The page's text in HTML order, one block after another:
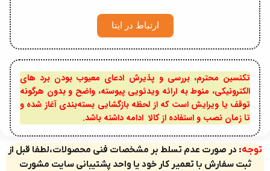
ارتباط در ایتا
تکنسین محترم، بررسی و پذیرش ادعای معیوب بودن برد های
الکترونیکی، منوط به ارائه ویدئویی پیوسته، واضح و بدون هرگونه
توقف یا ویرایش است که از لحظه بازگشایی بسته‌بندی آغاز شده و
تا زمان نصب و استفاده از کالا ادامه داشته باشد.
توجه: در صورت عدم تسلط بر مشخصات فنی محصولات،لطفا قبل از
ثبت سفارش با تعمیر کار خود یا واحد پشتیبانی سایت مشورت